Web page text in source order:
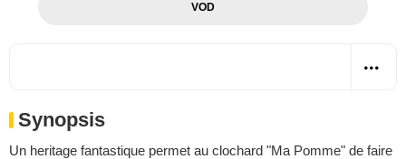
VOD
Synopsis
Un heritage fantastique permet au clochard "Ma Pomme" de faire